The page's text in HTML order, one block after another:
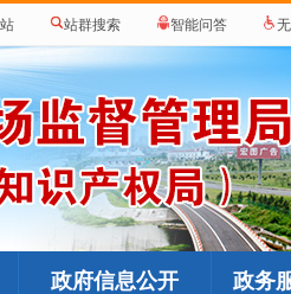
站群搜索 智能问答
政府信息公开 政务